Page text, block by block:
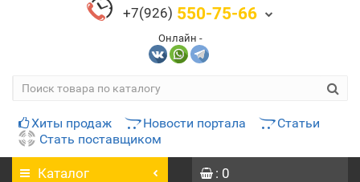
+7(926) 550-75-66
Онлайн -
Хиты продаж Новости портала
Статьи
Стать поставщиком
Каталог : 0